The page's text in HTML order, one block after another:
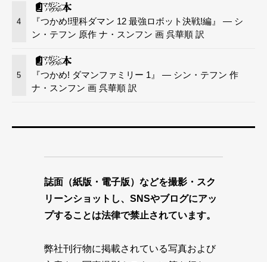
4
『つかめ!理科ダマン 12 最強ロボット決戦!編』 — シ
ン・テフン 原作 ナ・スンフン 画 呉華順 訳
5
『つかめ! ダマンファミリー 1』 — シン・テフン 作
ナ・スンフン 画 呉華順 訳
誌面（紙版・電子版）などを撮影・スク
リーンショットし、SNSやブログにアッ
プすることは法律で禁止されています。
弊社刊行物に掲載されている写真および